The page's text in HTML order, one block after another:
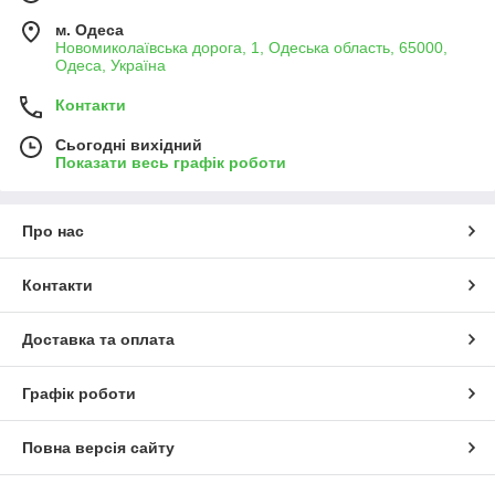
м. Одеса
Новомиколаївська дорога, 1, Одеська область, 65000,
Одеса, Україна
Контакти
Сьогодні вихідний
Показати весь графік роботи
Про нас
Контакти
Доставка та оплата
Графік роботи
Повна версія сайту